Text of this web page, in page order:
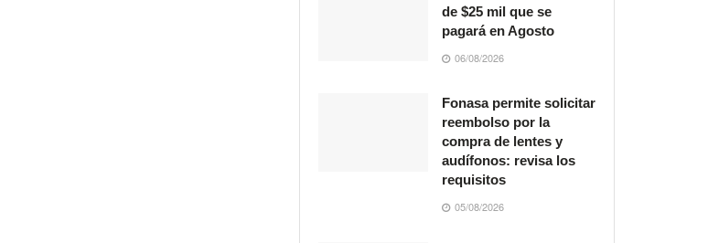
de $25 mil que se
pagará en Agosto
06/08/2026
Fonasa permite solicitar
reembolso por la
compra de lentes y
audífonos: revisa los
requisitos
05/08/2026